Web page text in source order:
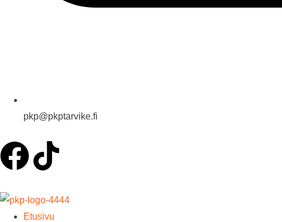
pkp@pkptarvike.fi
Etusivu